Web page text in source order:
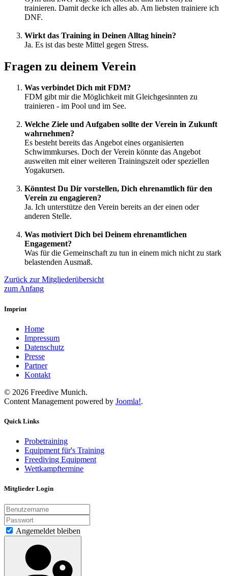
trainieren. Damit decke ich alles ab. Am liebsten trainiere ich
DNF.
Wirkt das Training in Deinen Alltag hinein?
Ja. Es ist das beste Mittel gegen Stress.
Fragen zu deinem Verein
Was verbindet Dich mit FDM?
FDM gibt mir die Möglichkeit mit Gleichgesinnten zu
trainieren - im Pool und im See.
Welche Ziele und Aufgaben sollte der Verein in Zukunft
wahrnehmen?
Es besteht bereits das Angebot eines organisierten
Schwimmkurses. Doch der Verein könnte das Angebot
ausweiten mit einer weiteren Trainingszeit oder speziellen
Yogakursen.
Könntest Du Dir vorstellen, Dich ehrenamtlich für den
Verein zu engagieren?
Ja. Ich unterstütze den Verein bereits an der einen oder
anderen Stelle.
Was motiviert Dich bei Deinem ehrenamtlichen
Engagement?
Was für die Gemeinschaft zu tun in einem mich nicht zu stark
belastenden Ausmaß.
Zurück zur Mitgliederübersicht
zum Anfang
Imprint
Home
Impressum
Datenschutz
Presse
Partner
Kontakt
© 2026 Freedive Munich.
Content Management powered by Joomla!.
Quick Links
Probetraining
Equipment für's Training
Freediving Equipment
Wettkampftermine
Mitglieder Login
Angemeldet bleiben